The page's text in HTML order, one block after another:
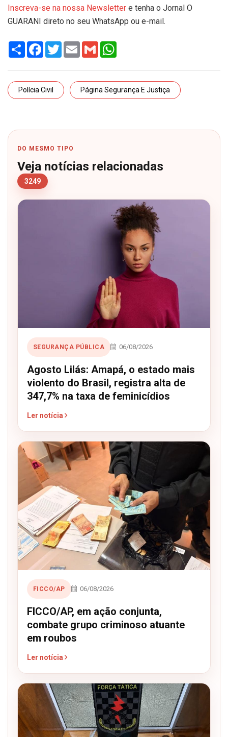
Inscreva-se na nossa Newsletter e tenha o Jornal O
GUARANI direto no seu WhatsApp ou e-mail.
Share Facebook
TwitterEmail Gmail
Polícia Civil Página Segurança E Justiça
DO MESMO TIPO
Veja notícias relacionadas
3249
SEGURANÇA PÚBLICA 06/08/2026
Agosto Lilás: Amapá, o estado mais
violento do Brasil, registra alta de
347,7% na taxa de feminicídios
Ler notícia
FICCO/AP 06/08/2026
FICCO/AP, em ação conjunta,
combate grupo criminoso atuante
em roubos
Ler notícia